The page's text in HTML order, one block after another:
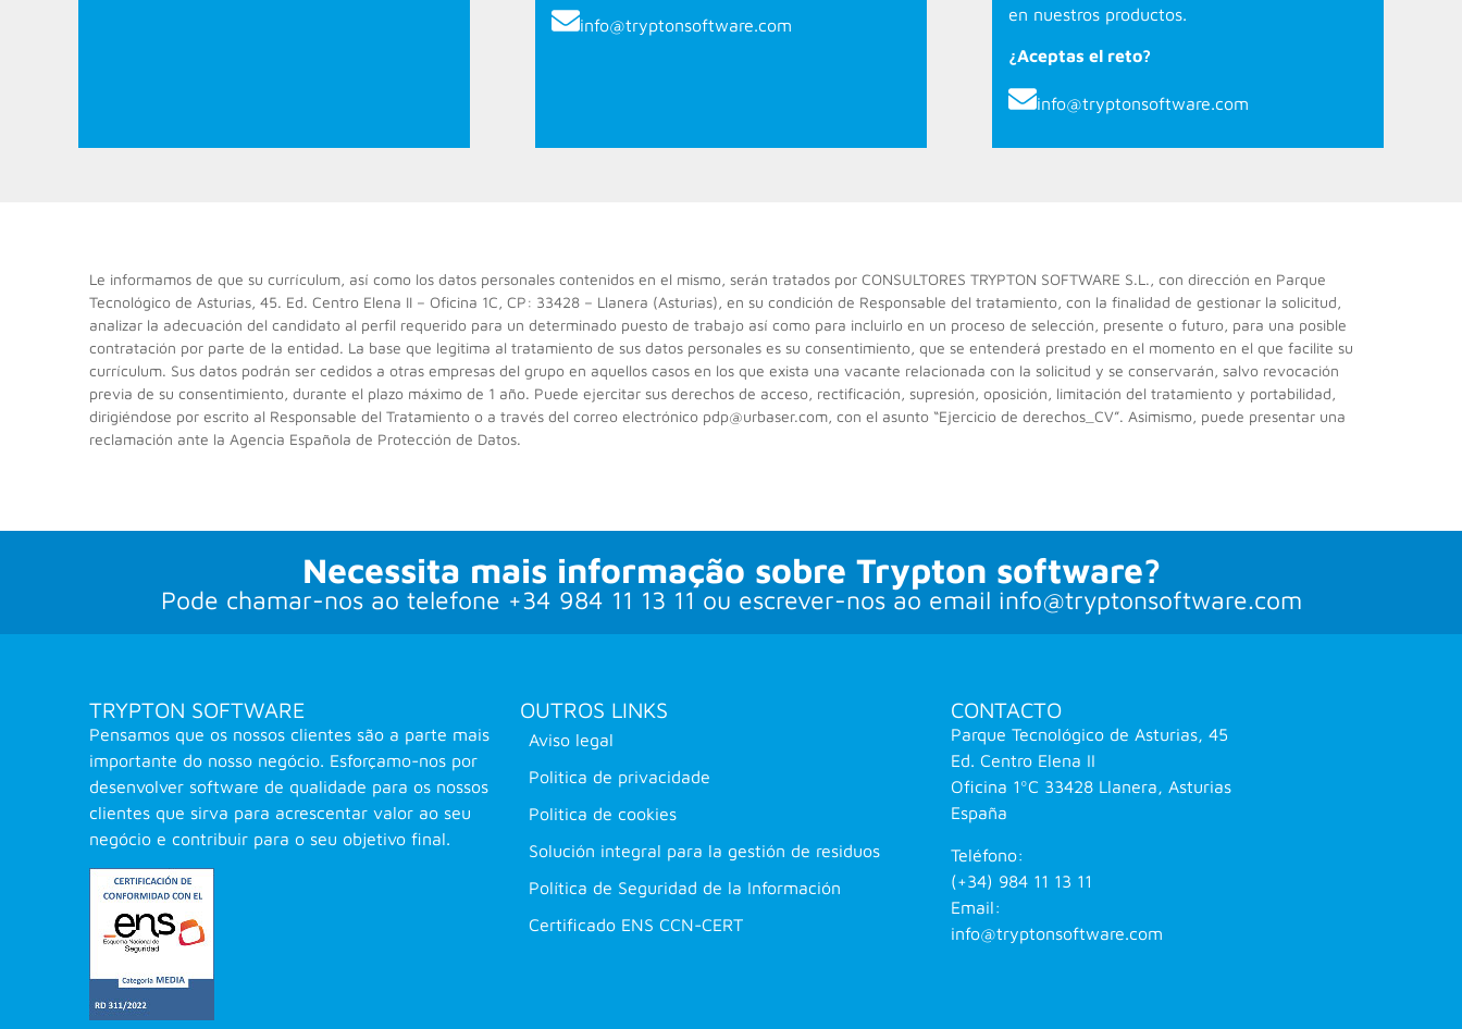
info@tryptonsoftware.com
en nuestros productos.
¿Aceptas el reto?
info@tryptonsoftware.com
Le informamos de que su currículum, así como los datos personales contenidos en el mismo, serán tratados por CONSULTORES TRYPTON SOFTWARE S.L., con dirección en Parque
Tecnológico de Asturias, 45. Ed. Centro Elena II – Oficina 1C, CP: 33428 – Llanera (Asturias), en su condición de Responsable del tratamiento, con la finalidad de gestionar la solicitud,
analizar la adecuación del candidato al perfil requerido para un determinado puesto de trabajo así como para incluirlo en un proceso de selección, presente o futuro, para una posible
contratación por parte de la entidad. La base que legitima al tratamiento de sus datos personales es su consentimiento, que se entenderá prestado en el momento en el que facilite su
currículum. Sus datos podrán ser cedidos a otras empresas del grupo en aquellos casos en los que exista una vacante relacionada con la solicitud y se conservarán, salvo revocación
previa de su consentimiento, durante el plazo máximo de 1 año. Puede ejercitar sus derechos de acceso, rectificación, supresión, oposición, limitación del tratamiento y portabilidad,
dirigiéndose por escrito al Responsable del Tratamiento o a través del correo electrónico pdp@urbaser.com, con el asunto “Ejercicio de derechos_CV”. Asimismo, puede presentar una
reclamación ante la Agencia Española de Protección de Datos.
Necessita mais informação sobre Trypton software?
Pode chamar-nos ao telefone +34 984 11 13 11 ou escrever-nos ao email info@tryptonsoftware.com
TRYPTON SOFTWARE
Pensamos que os nossos clientes são a parte mais
importante do nosso negócio. Esforçamo-nos por
desenvolver software de qualidade para os nossos
clientes que sirva para acrescentar valor ao seu
negócio e contribuir para o seu objetivo final.
OUTROS LINKS
Aviso legal
Politica de privacidade
Politica de cookies
Solución integral para la gestión de residuos
Política de Seguridad de la Información
Certificado ENS CCN-CERT
CONTACTO
Parque Tecnológico de Asturias, 45
Ed. Centro Elena II
Oficina 1ºC 33428 Llanera, Asturias
España
Teléfono:
(+34) 984 11 13 11
Email:
info@tryptonsoftware.com